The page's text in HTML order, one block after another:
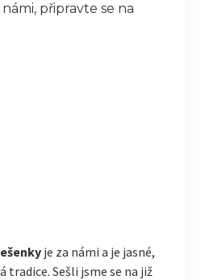
připravte se na
je za námi a je jasné,
tradice. Sešli jsme se na již